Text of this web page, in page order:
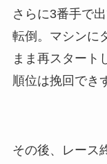
さらに3番手で
転倒。マシンに
まま再スタート
順位は挽回でき
その後、レース